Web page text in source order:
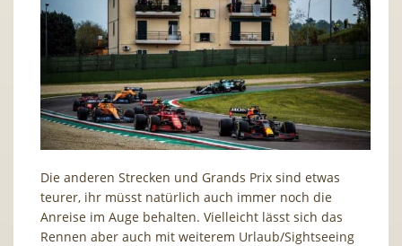
Die anderen Strecken und Grands Prix sind etwas
teurer, ihr müsst natürlich auch immer noch die
Anreise im Auge behalten. Vielleicht lässt sich das
Rennen aber auch mit weiterem Urlaub/Sightseeing